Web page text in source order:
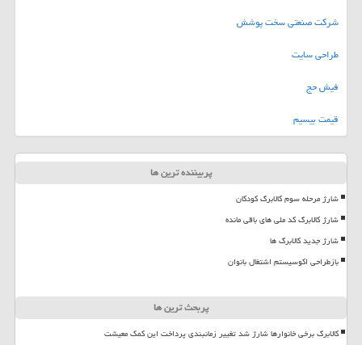
شرکت صنعتی سخت پوشش
طراحی سایت
فیش حج
قیمت بیسیم
پربیننده ترین ها
شارژ مرحله سوم کالابرگ کودکان
شارژ کالابرگ کد ملی های باقی مانده
شارژ جدید کالابرگ ها
بازطراحی اکوسیستم اشتغال بانوان
پربحث ترین ها
کالابرگ برخی خانوارها شارژ شد تغییر زمانبندی پرداخت این کمک معیشت